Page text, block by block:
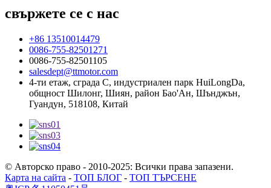
свържете се с нас
+86 13510014479
0086-755-82501271
0086-755-82501105
salesdept@ttmotor.com
4-ти етаж, сграда C, индустриален парк HuiLongDa,
общност Шилонг, Шиян, район Бао'Ан, Шънджън,
Гуандун, 518108, Китай
© Авторско право - 2010-2025: Всички права запазени.
Карта на сайта - ТОП БЛОГ - ТОП ТЪРСЕНЕ